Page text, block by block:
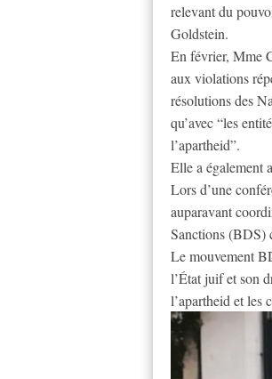
relevant du
Goldstein.
En février, Mme
aux violations
résolutions des
qu’avec “les
l’apartheid”.
Elle a également
Lors d’une
auparavant
Sanctions (BDS)
Le mouvement
l’État juif et son
l’apartheid et les